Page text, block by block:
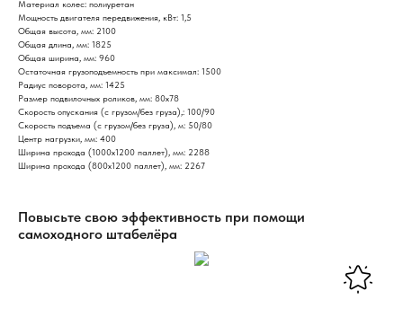
Материал колес: полиуретан
Мощность двигателя передвижения, кВт: 1,5
Общая высота, мм: 2100
Общая длина, мм: 1825
Общая ширина, мм: 960
Остаточная грузоподъемность при максимал: 1500
Радиус поворота, мм: 1425
Размер подвилочных роликов, мм: 80х78
Скорость опускания (с грузом/без груза),: 100/90
Скорость подъема (с грузом/без груза), м: 50/80
Центр нагрузки, мм: 400
Ширина прохода (1000х1200 паллет), мм: 2288
Ширина прохода (800х1200 паллет), мм: 2267
Повысьте свою эффективность при помощи
самоходного штабелёра